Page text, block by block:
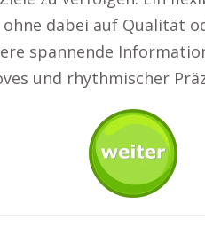
dabei auf
spannende
und rhythmischer